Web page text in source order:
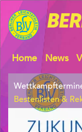
Home News
Bestenlisten &